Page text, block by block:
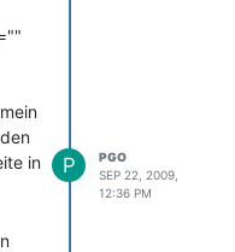
3
in
P
PGO
SEP 22, 2009,
12:36 PM